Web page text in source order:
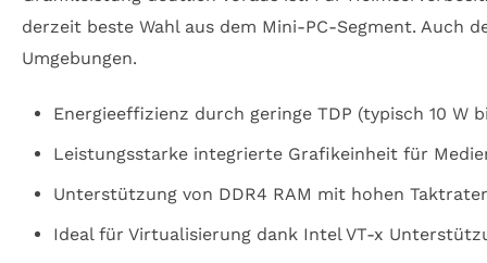
derzeit beste Wahl aus dem Mini-PC-Segment. Auch
Umgebungen.
Energieeffizienz durch geringe TDP (typisch 10 W
Leistungsstarke integrierte Grafikeinheit für
Unterstützung von DDR4 RAM mit hohen
Ideal für Virtualisierung dank Intel VT-x